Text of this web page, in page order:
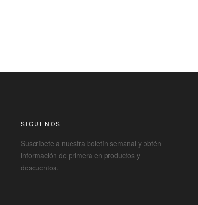
SIGUENOS
Suscríbete a nuestra boletín semanal y obtén
información de primera en productos y
descuentos.